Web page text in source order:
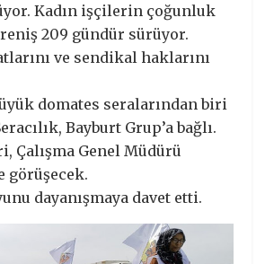
Kadın işçilerin çoğunluk
209 gündür sürüyor.
ve sendikal haklarını
domates seralarından biri
Bayburt Grup’a bağlı.
Çalışma Genel Müdürü
görüşecek.
dayanışmaya davet etti.